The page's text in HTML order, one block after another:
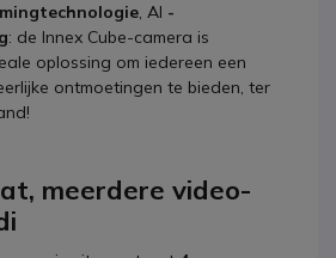
, AI -
: de Innex Cube-camera is
oplossing om iedereen een
ontmoetingen te bieden, ter
meerdere video-